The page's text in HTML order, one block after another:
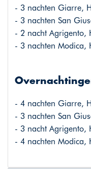
- 3 nachten Giarre,
- 3 nachten San
- 2 nacht Agrigento,
- 3 nachten Modica,
- 4 nachten Giarre,
- 3 nachten San
- 3 nacht Agrigento,
- 4 nachten Modica,